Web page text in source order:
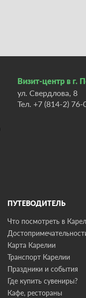
Визит-центр в г.
ул. Свердлова, 8
Тел. +7 (814-2) 76-
ПУТЕВОДИТЕЛЬ
Что посмотреть в
Карта Карелии
Транспорт Карелии
Праздники и события
Где купить сувениры?
Кафе, рестораны